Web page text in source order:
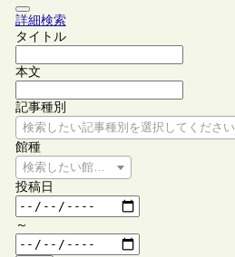
詳細検索
タイトル
本文
記事種別
検索したい記事種別を選択してください
館種
検索したい館種を選択してください
投稿日
～